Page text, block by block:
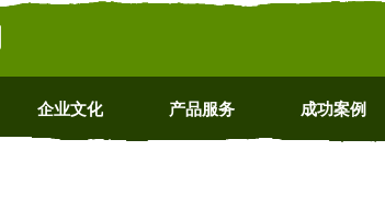
企业文化 产品服务 成功案例